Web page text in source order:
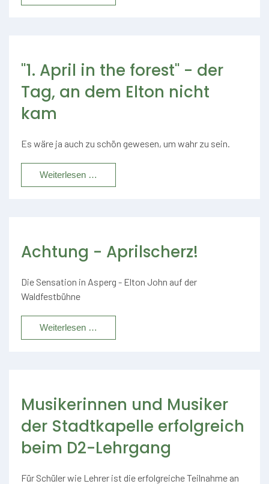
"1. April in the forest" - der
Tag, an dem Elton nicht
kam
Es wäre ja auch zu schön gewesen, um wahr zu sein.
Weiterlesen …
Achtung - Aprilscherz!
Die Sensation in Asperg - Elton John auf der
Waldfestbühne
Weiterlesen …
Musikerinnen und Musiker
der Stadtkapelle erfolgreich
beim D2-Lehrgang
Für Schüler wie Lehrer ist die erfolgreiche Teilnahme an